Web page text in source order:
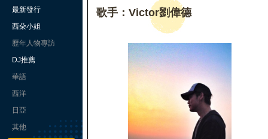
最新發行
西朵小姐
歷年人物專訪
DJ推薦
華語
西洋
日亞
其他
歌手：Victor劉偉德